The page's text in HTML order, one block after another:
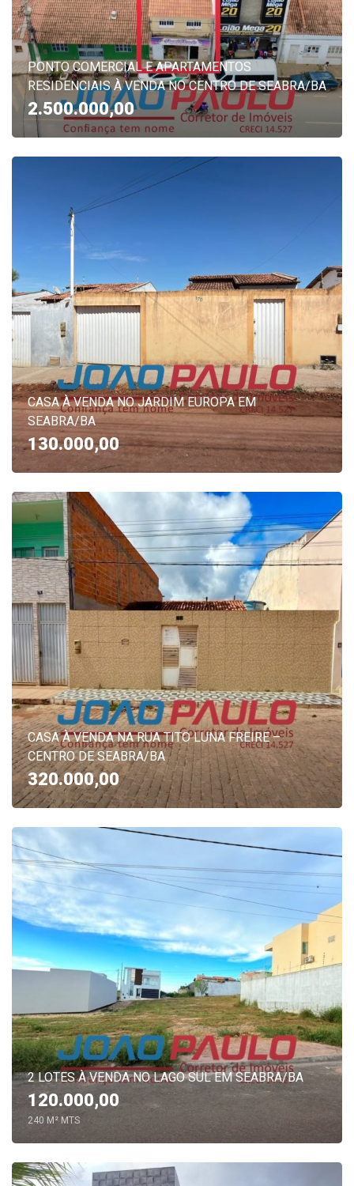
PONTO COMERCIAL E APARTAMENTOS
RESIDENCIAIS À VENDA NO CENTRO DE SEABRA/BA
2.500.000,00
CASA À VENDA NO JARDIM EUROPA EM
SEABRA/BA
130.000,00
CASA À VENDA NA RUA TITO LUNA FREIRE –
CENTRO DE SEABRA/BA
320.000,00
2 LOTES À VENDA NO LAGO SUL EM SEABRA/BA
120.000,00
240 M² MTS